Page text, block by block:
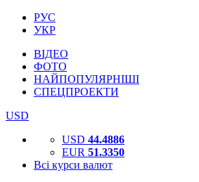
РУС
УКР
ВІДЕО
ФОТО
НАЙПОПУЛЯРНІШІ
СПЕЦПРОЕКТИ
USD
USD 44.4886
EUR 51.3350
Всі курси валют